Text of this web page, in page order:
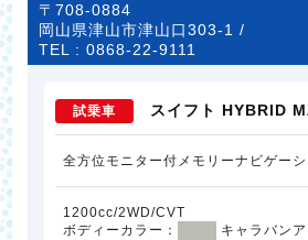
〒708-0884
岡山県津山市津山口303-1 /
TEL :0868-22-9111
試乗車 スイフト HYBRID
全方位モニター付メモリーナビゲー
1200cc/2WD/CVT
ボディーカラー：
キャラバン